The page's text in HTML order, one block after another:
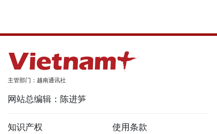
主管部门：越南通讯社
网站总编辑：陈进笋
知识产权 使用条款